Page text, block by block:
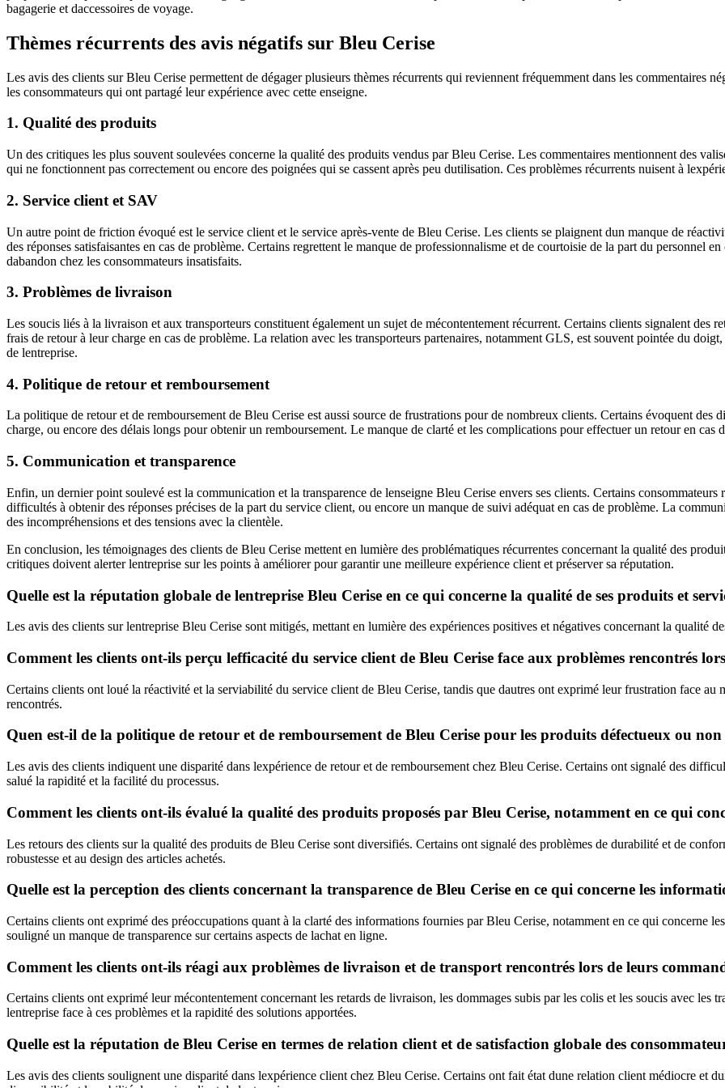
bagagerie et daccessoires de voyage.
Thèmes récurrents des avis négatifs sur Bleu Cerise
Les avis des clients sur Bleu Cerise permettent de dégager plusieurs thèmes récurrents qui reviennent fréquemment dans les commentaires
les consommateurs qui ont partagé leur expérience avec cette enseigne.
1. Qualité des produits
Un des critiques les plus souvent soulevées concerne la qualité des produits vendus par Bleu Cerise. Les commentaires mentionnent des
qui ne fonctionnent pas correctement ou encore des poignées qui se cassent après peu dutilisation. Ces problèmes récurrents nuisent à
2. Service client et SAV
Un autre point de friction évoqué est le service client et le service après-vente de Bleu Cerise. Les clients se plaignent dun manque de
des réponses satisfaisantes en cas de problème. Certains regrettent le manque de professionnalisme et de courtoisie de la part du personnel
dabandon chez les consommateurs insatisfaits.
3. Problèmes de livraison
Les soucis liés à la livraison et aux transporteurs constituent également un sujet de mécontentement récurrent. Certains clients signalent des
frais de retour à leur charge en cas de problème. La relation avec les transporteurs partenaires, notamment GLS, est souvent pointée du
de lentreprise.
4. Politique de retour et remboursement
La politique de retour et de remboursement de Bleu Cerise est aussi source de frustrations pour de nombreux clients. Certains évoquent
charge, ou encore des délais longs pour obtenir un remboursement. Le manque de clarté et les complications pour effectuer un retour en
5. Communication et transparence
Enfin, un dernier point soulevé est la communication et la transparence de lenseigne Bleu Cerise envers ses clients. Certains
difficultés à obtenir des réponses précises de la part du service client, ou encore un manque de suivi adéquat en cas de problème. La
des incompréhensions et des tensions avec la clientèle.
En conclusion, les témoignages des clients de Bleu Cerise mettent en lumière des problématiques récurrentes concernant la qualité des
critiques doivent alerter lentreprise sur les points à améliorer pour garantir une meilleure expérience client et préserver sa réputation.
Quelle est la réputation globale de lentreprise Bleu Cerise en ce qui concerne la qualité de ses produits et
Les avis des clients sur lentreprise Bleu Cerise sont mitigés, mettant en lumière des expériences positives et négatives concernant la qualité
Comment les clients ont-ils perçu lefficacité du service client de Bleu Cerise face aux problèmes rencontrés
Certains clients ont loué la réactivité et la serviabilité du service client de Bleu Cerise, tandis que dautres ont exprimé leur frustration face au
rencontrés.
Quen est-il de la politique de retour et de remboursement de Bleu Cerise pour les produits défectueux ou
Les avis des clients indiquent une disparité dans lexpérience de retour et de remboursement chez Bleu Cerise. Certains ont signalé des
salué la rapidité et la facilité du processus.
Comment les clients ont-ils évalué la qualité des produits proposés par Bleu Cerise, notamment en ce qui
Les retours des clients sur la qualité des produits de Bleu Cerise sont diversifiés. Certains ont signalé des problèmes de durabilité et de
robustesse et au design des articles achetés.
Quelle est la perception des clients concernant la transparence de Bleu Cerise en ce qui concerne les
Certains clients ont exprimé des préoccupations quant à la clarté des informations fournies par Bleu Cerise, notamment en ce qui concerne
souligné un manque de transparence sur certains aspects de lachat en ligne.
Comment les clients ont-ils réagi aux problèmes de livraison et de transport rencontrés lors de leurs
Certains clients ont exprimé leur mécontentement concernant les retards de livraison, les dommages subis par les colis et les soucis avec les
lentreprise face à ces problèmes et la rapidité des solutions apportées.
Quelle est la réputation de Bleu Cerise en termes de relation client et de satisfaction globale des
Les avis des clients soulignent une disparité dans lexpérience client chez Bleu Cerise. Certains ont fait état dune relation client médiocre et